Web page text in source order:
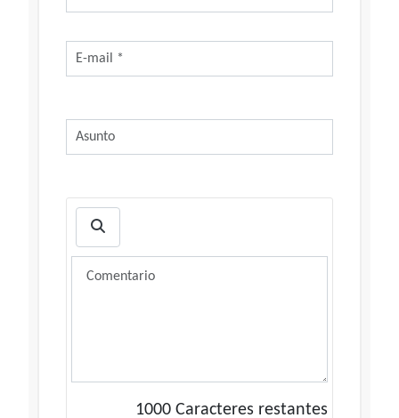
1000 Caracteres restantes